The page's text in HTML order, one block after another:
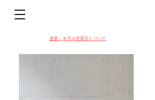
​​重要：８月の営業日について